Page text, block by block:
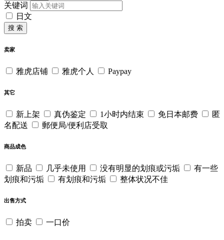
关键词
日文
搜 索
卖家
雅虎店铺 雅虎个人 Paypay
其它
新上架 真伪鉴定 1小时内结束 免日本邮费
匿
名配送
郵便局/便利店受取
商品成色
新品 几乎未使用 没有明显的划痕或污垢
有一些
划痕和污垢
有划痕和污垢 整体状况不佳
出售方式
拍卖 一口价